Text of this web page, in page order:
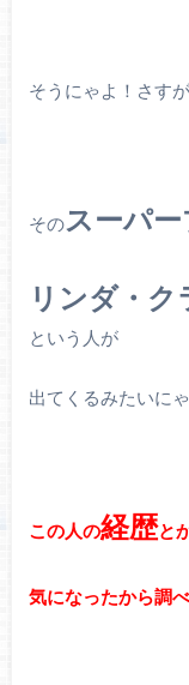
そうにゃよ！さす
そのスーパ
リンダ・
という人が
出てくるみたいにゃ
この人の経歴と
気になったから調